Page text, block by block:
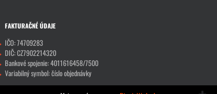
FAKTURAČNÉ ÚDAJE
IČO: 74709283
DIČ: CZ7902214320
Bankové spojenie: 4011616458/7500
Variabilný symbol: číslo objednávky